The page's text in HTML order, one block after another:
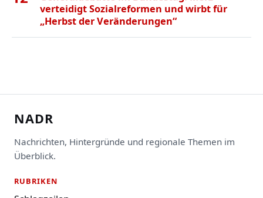
verteidigt Sozialreformen und wirbt für
„Herbst der Veränderungen“
NADR
Nachrichten, Hintergründe und regionale Themen im
Überblick.
RUBRIKEN